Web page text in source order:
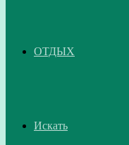
ОТДЫХ
Искать